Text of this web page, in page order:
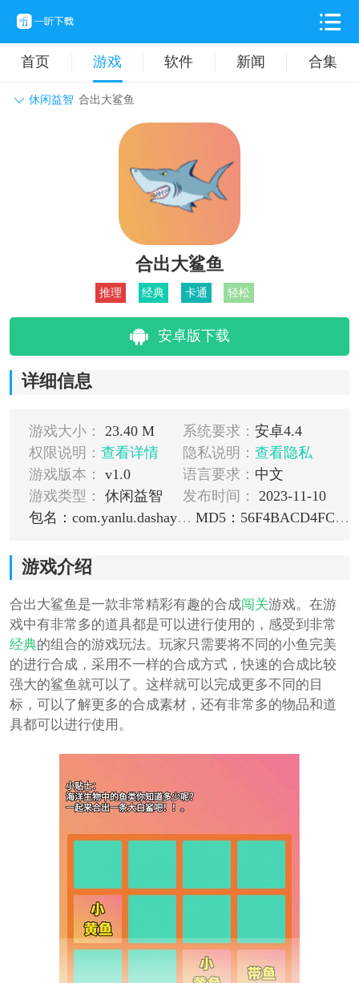
首页 游戏 软件 新闻 合集
休闲益智 合出大鲨鱼
动作格斗 休闲益智
卡牌对战 音乐舞蹈
挂机养成
合出大鲨鱼
推理 经典 卡通 轻松
安卓版下载
详细信息
游戏大小： 23.40 M 系统要求： 安卓4.4
权限说明： 查看详情 隐私说明： 查看隐私
游戏版本：
v1.0 语言要求： 中文
游戏类型：
休闲益智 发布时间：
2023-11-10
包名：com.yanlu.dashayuhao
MD5：56F4BACD4FCAD762BE3F3C2E4D77F8CE
游戏介绍
合出大鲨鱼是一款非常精彩有趣的合成闯关游戏。在游
戏中有非常多的道具都是可以进行使用的，感受到非常
经典的组合的游戏玩法。玩家只需要将不同的小鱼完美
的进行合成，采用不一样的合成方式，快速的合成比较
强大的鲨鱼就可以了。这样就可以完成更多不同的目
标，可以了解更多的合成素材，还有非常多的物品和道
具都可以进行使用。